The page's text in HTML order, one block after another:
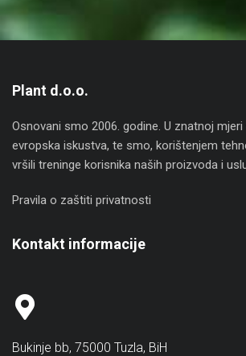
Plant d.o.o.
Osnovani smo 2006. godine. U znatnoj
evropska iskustva, te smo, korištenjem
vršili treninge korisnika naših proizvoda i
Pravila o zaštiti privatnosti
Kontakt informacije
Bukinje bb, 75000 Tuzla, BiH